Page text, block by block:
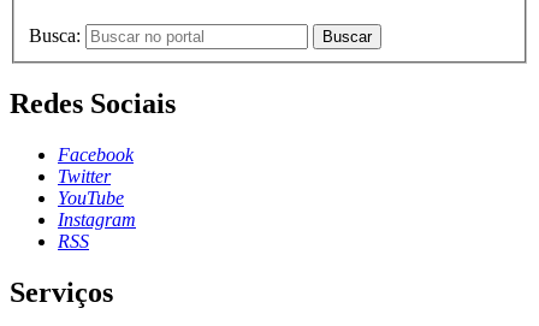
Busca: Buscar
Redes Sociais
Facebook
Twitter
YouTube
Instagram
RSS
Serviços